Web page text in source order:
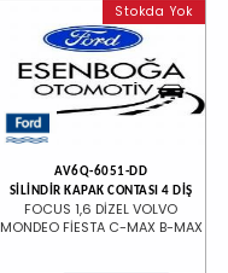
Stokda Yok
AV6Q-6051-DD
SİLİNDİR KAPAK CONTASI 4 DİŞ
FOCUS 1,6 DİZEL VOLVO
MONDEO FİESTA C-MAX B-MAX